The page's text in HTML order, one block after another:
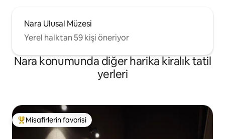
Nara Ulusal Müzesi
Yerel halktan 59 kişi öneriyor
Nara konumunda diğer harika kiralık tatil
yerleri
Misafirlerin favorilerinden en beğenilenler arasında
Misafirlerin favorisi